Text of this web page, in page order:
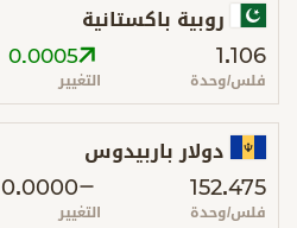
روبية باكستانية
1.106
فلس/وحدة
0.0005
التغيير
دولار باربيدوس
152.475
فلس/وحدة
0.0000
التغيير